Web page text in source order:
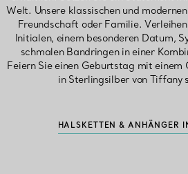
Welt. Unsere klassischen und
Freundschaft oder Familie.
Initialen, einem besonderen Datum,
schmalen Bandringen in einer
Feiern Sie einen Geburtstag mit
in Sterlingsilber von Tiffany
HALSKETTEN & ANHÄNGER